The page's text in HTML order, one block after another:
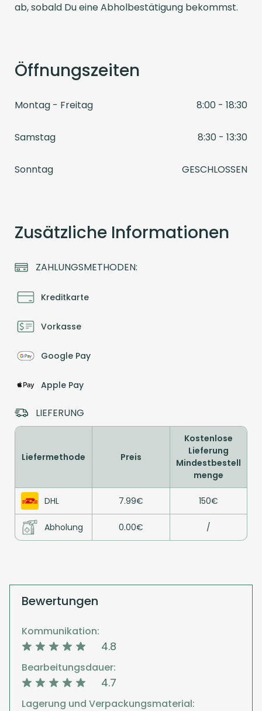
ab, sobald Du eine Abholbestätigung bekommst.
Öffnungszeiten
Montag - Freitag 8:00 - 18:30
Samstag 8:30 - 13:30
Sonntag GESCHLOSSEN
Zusätzliche Informationen
ZAHLUNGSMETHODEN:
Kreditkarte
Vorkasse
Google Pay
Apple Pay
LIEFERUNG
Liefermethode Preis
Kostenlose
Lieferung
Mindestbestell
menge
DHL 7.99€ 150€
Abholung 0.00€ /
Bewertungen
Kommunikation:
4.8
Bearbeitungsdauer:
4.7
Lagerung und Verpackungsmaterial: